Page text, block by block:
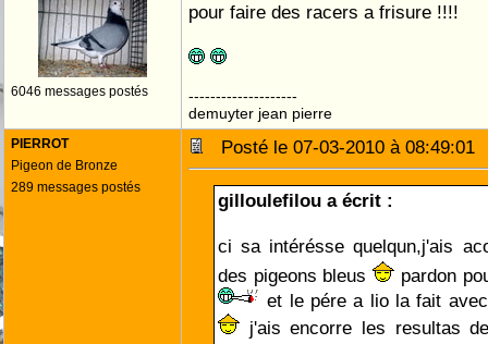
6046 messages postés
pour faire des racers a frisure !!!!
--------------------
demuyter jean pierre
PIERROT
Pigeon de Bronze
289 messages postés
Posté le 07-03-2010 à
gilloulefilou a écrit :
ci sa intérésse quelqun,j'ais
des pigeons bleus
pardon
et le pére a lio la fait
j'ais encorre les resultas